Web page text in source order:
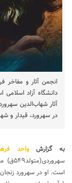
انجمن آثار و مفاخر
دانشگاه آزاد
در سهرورد، قیدار و
به گزارشواحد
است. او در سهرورد